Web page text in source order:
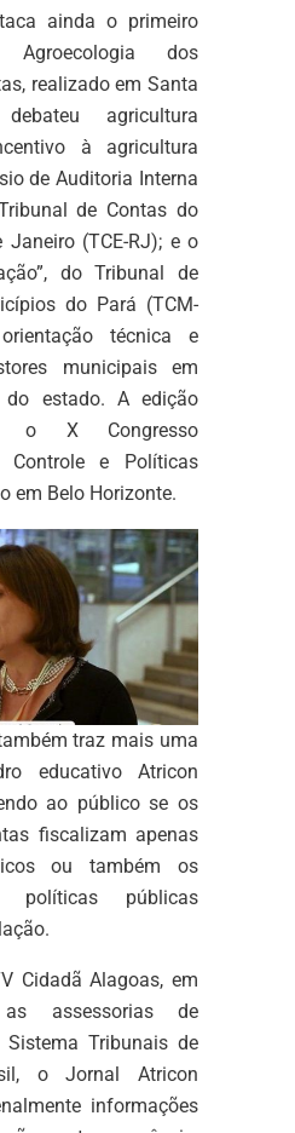
ainda o primeiro
Agroecologia dos
realizado em Santa
agricultura
à agricultura
de Auditoria Interna
de Contas do
Janeiro (TCE-RJ); e o
do Tribunal de
do Pará (TCM-
técnica e
municipais em
do estado. A edição
o X Congresso
Controle e Políticas
em Belo Horizonte.
traz mais uma
educativo Atricon
ao público se os
fiscalizam apenas
ou também os
políticas públicas
Cidadã Alagoas, em
assessorias de
Tribunais de
o Jornal Atricon
informações